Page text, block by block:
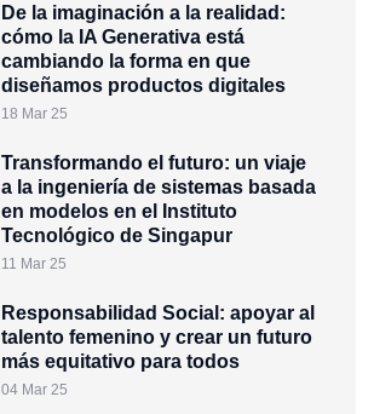
De la imaginación a la realidad:
cómo la IA Generativa está
cambiando la forma en que
diseñamos productos digitales
18 Mar 25
Transformando el futuro: un viaje
a la ingeniería de sistemas basada
en modelos en el Instituto
Tecnológico de Singapur
11 Mar 25
Responsabilidad Social: apoyar al
talento femenino y crear un futuro
más equitativo para todos
04 Mar 25